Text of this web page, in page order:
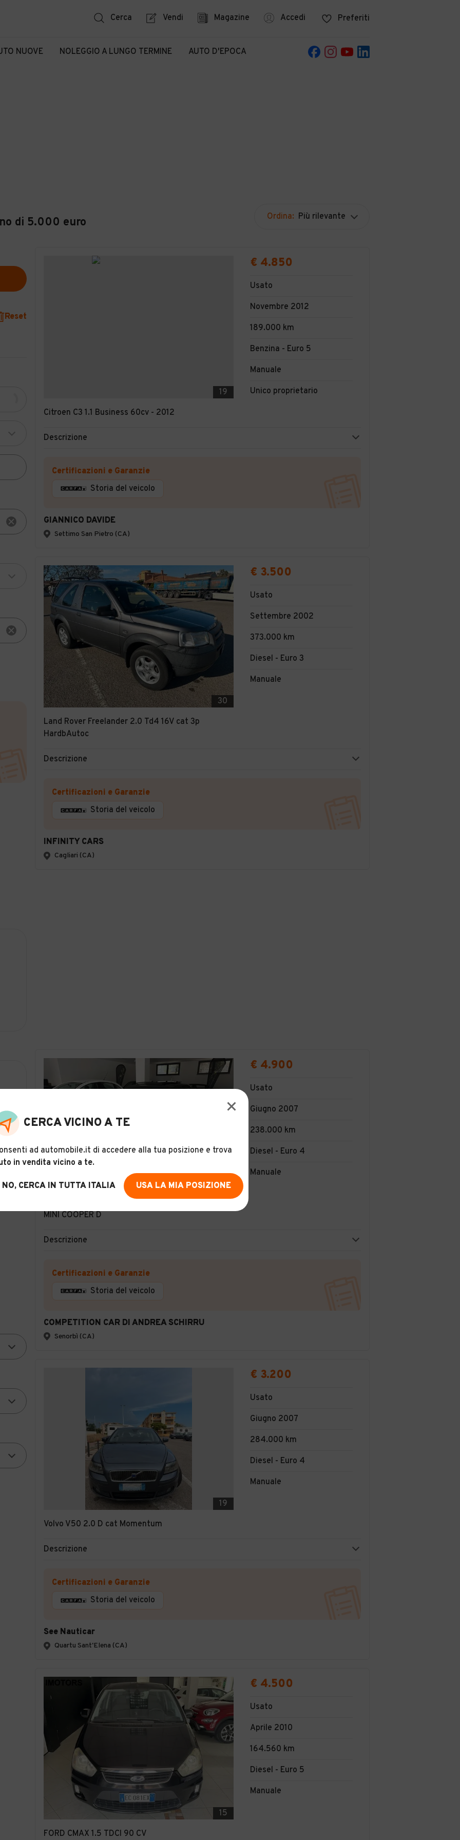
Cerca Vendi Magazine Accedi Preferiti
NUOVE NOLEGGIO A LUNGO TERMINE AUTO D'EPOCA
di 5.000 euro Ordina: Più rilevante
Reset
19
Citroen C3 1.1 Business 60cv - 2012
€ 4.850
Usato
Novembre 2012
189.000 km
Benzina - Euro 5
Manuale
Unico proprietario
Descrizione
Certificazioni e Garanzie
Storia del veicolo
GIANNICO DAVIDE
Settimo San Pietro (CA)
30
Land Rover Freelander 2.0 Td4 16V cat 3p
HardbAutoc
€ 3.500
Usato
Settembre 2002
373.000 km
Diesel - Euro 3
Manuale
Descrizione
Certificazioni e Garanzie
Storia del veicolo
INFINITY CARS
Cagliari (CA)
MINI COOPER D
€ 4.900
Usato
Giugno 2007
238.000 km
Diesel - Euro 4
Manuale
Descrizione
Certificazioni e Garanzie
Storia del veicolo
COMPETITION CAR DI ANDREA SCHIRRU
Senorbì (CA)
19
Volvo V50 2.0 D cat Momentum
€ 3.200
Usato
Giugno 2007
284.000 km
Diesel - Euro 4
Manuale
Descrizione
Certificazioni e Garanzie
Storia del veicolo
See Nauticar
Quartu Sant'Elena (CA)
15
FORD CMAX 1.5 TDCI 90 CV
€ 4.500
Usato
Aprile 2010
164.560 km
Diesel - Euro 5
Manuale
CERCA VICINO A TE
ad automobile.it di accedere alla tua posizione e trova
in vendita vicino a te.
NO, CERCA IN TUTTA ITALIA USA LA MIA POSIZIONE